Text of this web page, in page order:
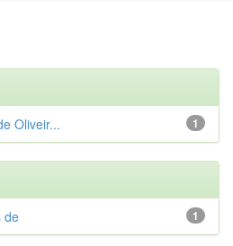
1
Oliveir...
1
de